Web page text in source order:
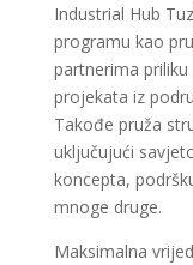
Industrial Hub
programu kao
partnerima
projekata iz
Takođe pruža
uključujući
koncepta,
mnoge druge.
Maksimalna